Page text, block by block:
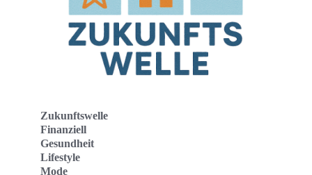
Zukunftswelle
Finanziell
Gesundheit
Lifestyle
Mode